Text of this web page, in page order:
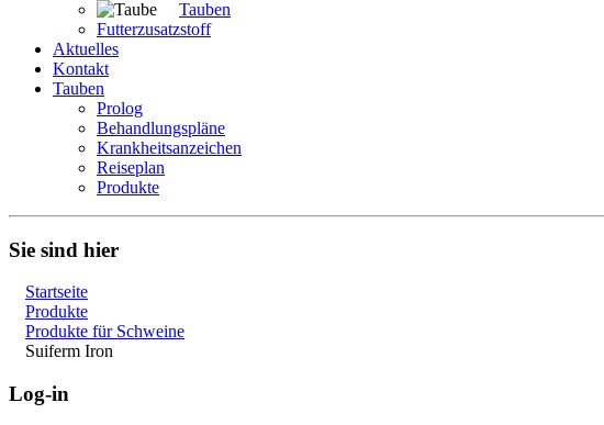
Tauben
Futterzusatzstoff
Aktuelles
Kontakt
Tauben
Prolog
Behandlungspläne
Krankheitsanzeichen
Reiseplan
Produkte
Sie sind hier
Startseite
Produkte
Produkte für Schweine
Suiferm Iron
Log-in